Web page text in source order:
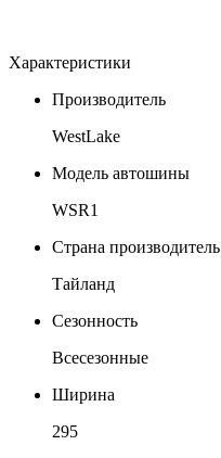
Характеристики
Производитель
WestLake
Модель автошины
WSR1
Страна производитель
Тайланд
Сезонность
Всесезонные
Ширина
295